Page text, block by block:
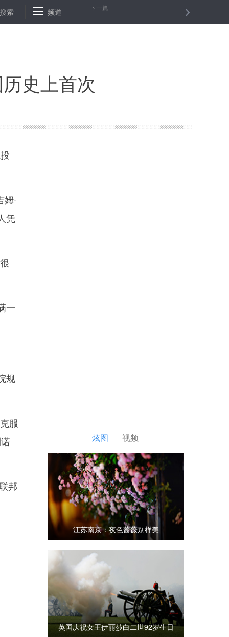
将 由此牵出涉5万人赌博大案 内蒙古宁城县发展设施农业 特色
搜索 频道 下一篇
史上首次
·
凭
一
规
服
邦
炫图 视频
江苏南京：夜色蔷薇别样美
英国庆祝女王伊丽莎白二世92岁生日